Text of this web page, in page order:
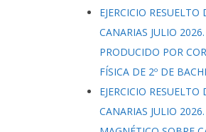
EJERCICIO
CANARIAS JULIO
PRODUCIDO POR
FÍSICA DE 2º DE
EJERCICIO
CANARIAS JULIO